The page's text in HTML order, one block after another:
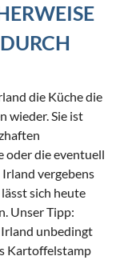
die Küche die
wieder. Sie ist
oder die eventuell
vergebens
sich heute
Unser Tipp:
Irland unbedingt
Kartoffelstamp